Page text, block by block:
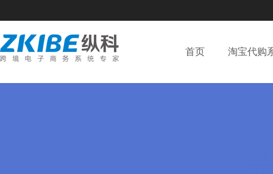
首页 淘宝代购